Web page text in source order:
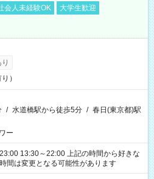
会人未経験OK
大学生歓迎
）
/ 水道橋駅から徒歩5分 / 春日(東京都)駅
ー
22:00 上記の時間から好きな
間は変更となる可能性があります